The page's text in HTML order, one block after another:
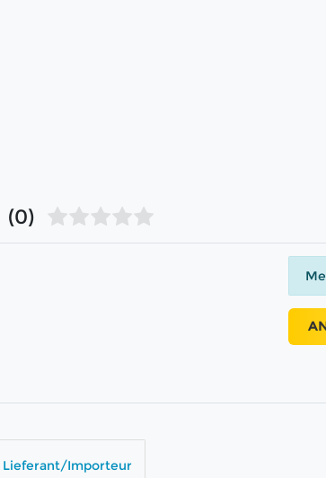
(0)
Lieferant/Importeur